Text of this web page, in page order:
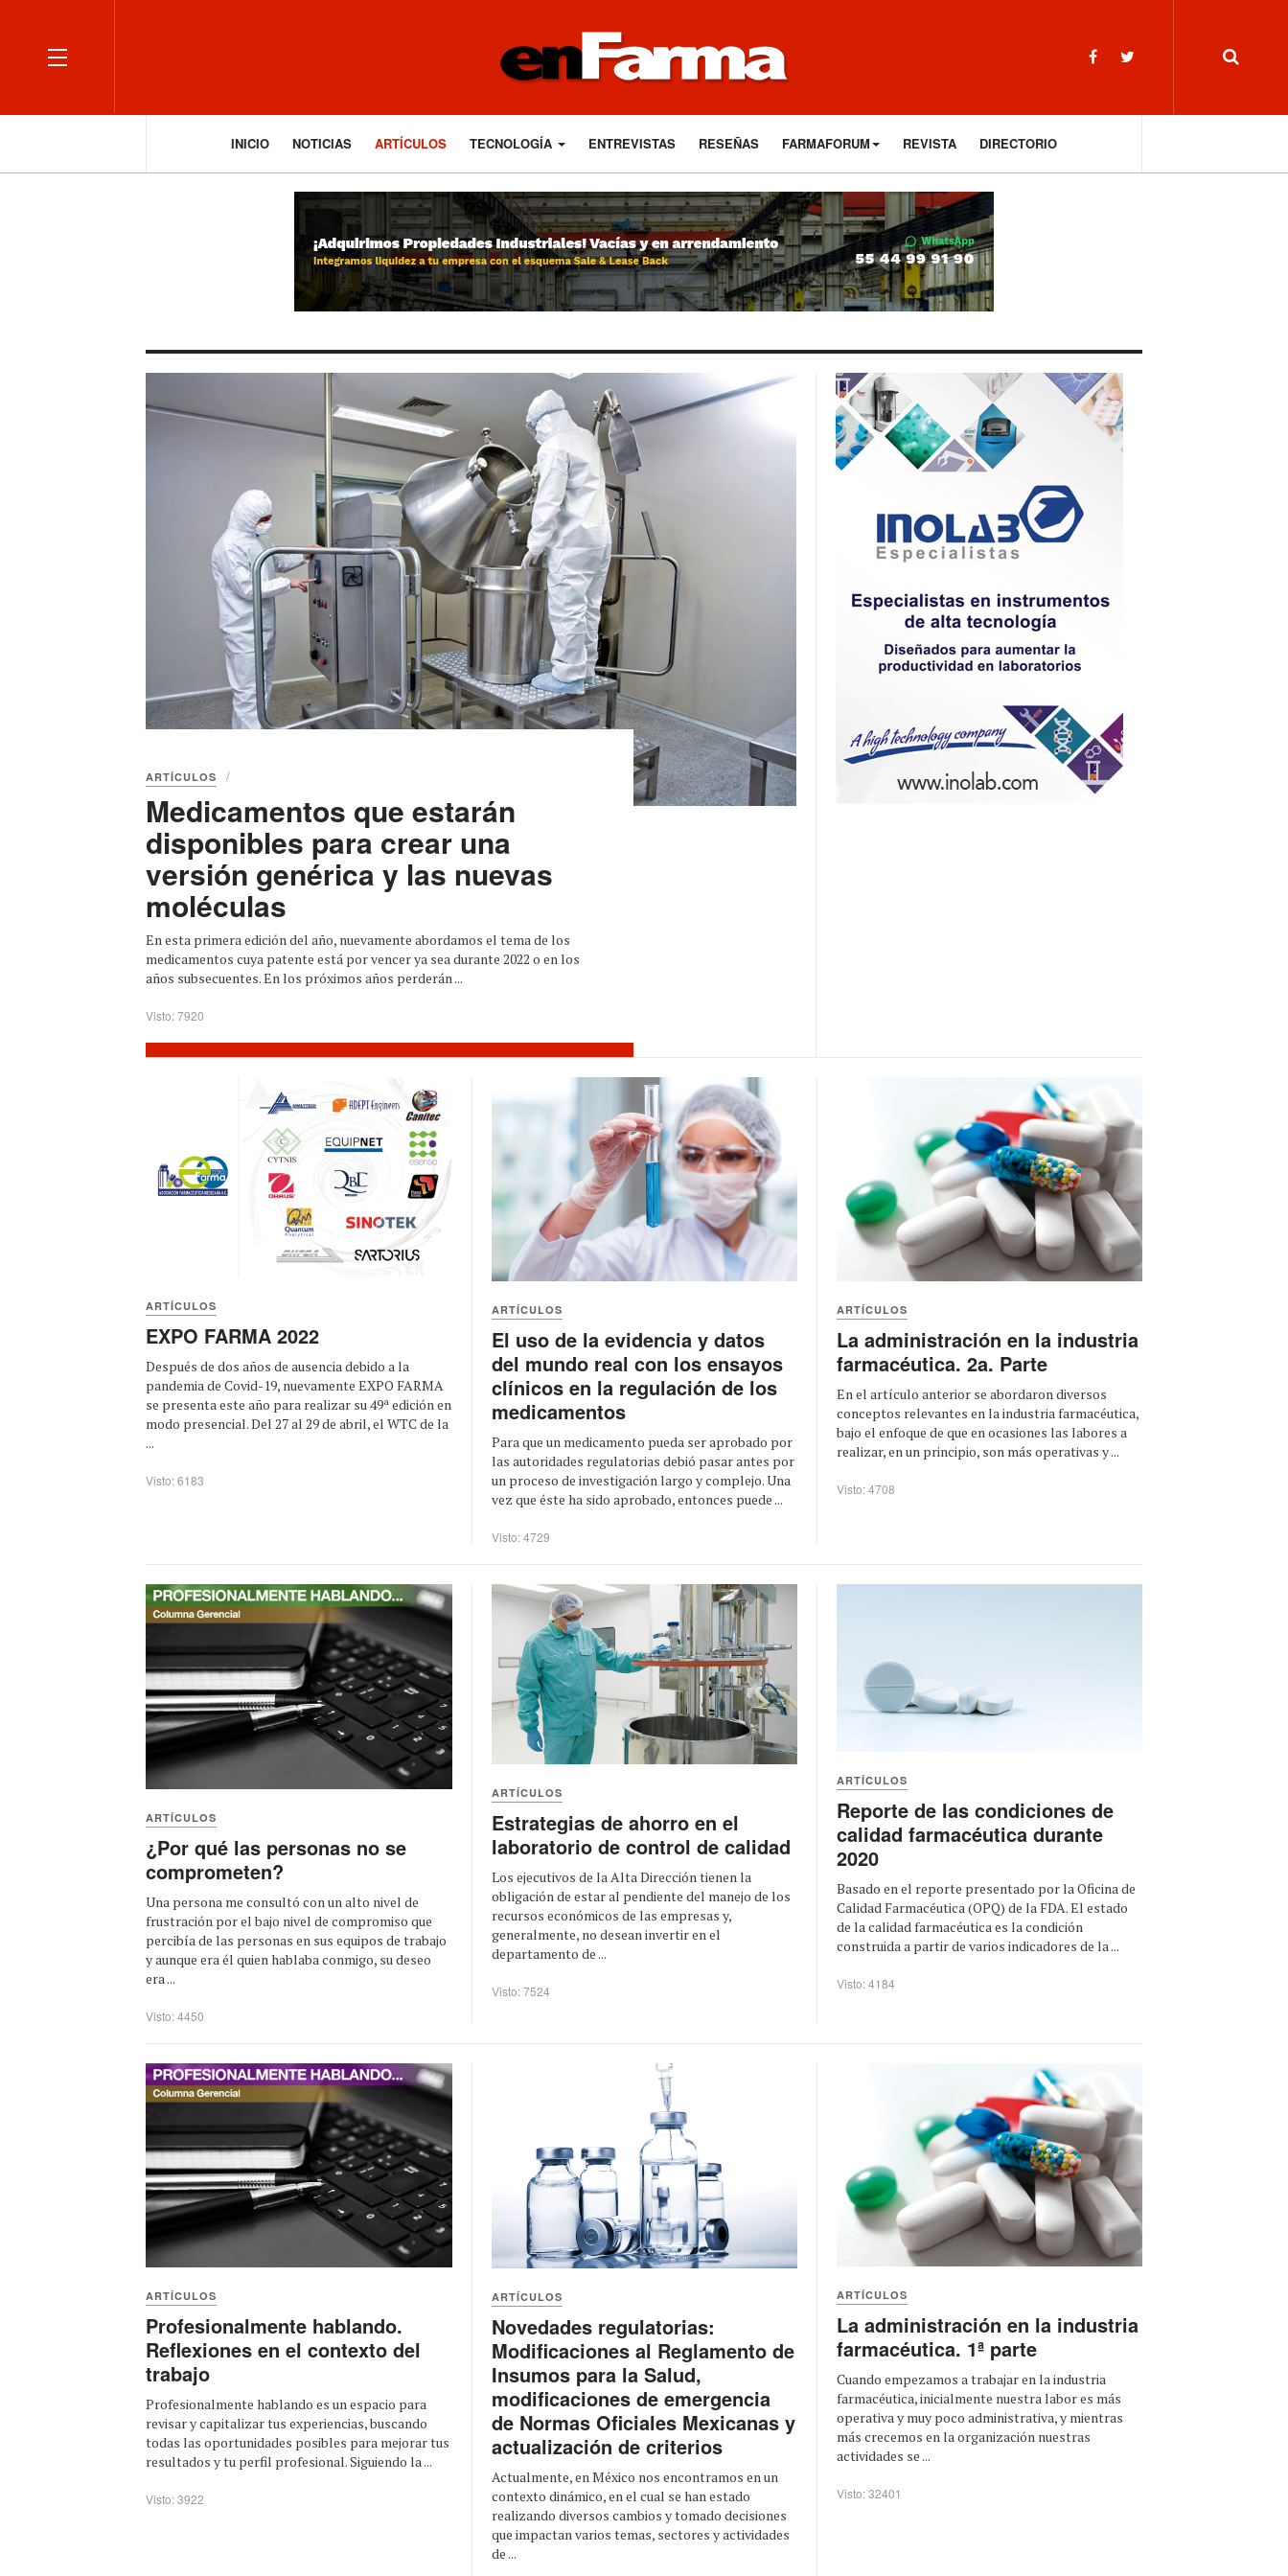
OFF CANVAS
INICIO NOTICIAS ARTÍCULOS TECNOLOGÍA ENTREVISTAS RESEÑAS FARMAFORUM REVISTA DIRECTORIO
ARTÍCULOS
Medicamentos que estarán
disponibles para crear una
versión genérica y las nuevas
moléculas
En esta primera edición del año, nuevamente abordamos el tema de los
medicamentos cuya patente está por vencer ya sea durante 2022 o en los
años subsecuentes. En los próximos años perderán ...
Visto: 7920
ARTÍCULOS
EXPO FARMA 2022
Después de dos años de ausencia debido a la
pandemia de Covid-19, nuevamente EXPO FARMA
se presenta este año para realizar su 49ª edición en
modo presencial. Del 27 al 29 de abril, el WTC de la
...
Visto: 6183
ARTÍCULOS
El uso de la evidencia y datos
del mundo real con los ensayos
clínicos en la regulación de los
medicamentos
Para que un medicamento pueda ser aprobado por
las autoridades regulatorias debió pasar antes por
un proceso de investigación largo y complejo. Una
vez que éste ha sido aprobado, entonces puede ...
Visto: 4729
ARTÍCULOS
La administración en la industria
farmacéutica. 2a. Parte
En el artículo anterior se abordaron diversos
conceptos relevantes en la industria farmacéutica,
bajo el enfoque de que en ocasiones las labores a
realizar, en un principio, son más operativas y ...
Visto: 4708
ARTÍCULOS
¿Por qué las personas no se
comprometen?
Una persona me consultó con un alto nivel de
frustración por el bajo nivel de compromiso que
percibía de las personas en sus equipos de trabajo
y aunque era él quien hablaba conmigo, su deseo
era ...
Visto: 4450
ARTÍCULOS
Estrategias de ahorro en el
laboratorio de control de calidad
Los ejecutivos de la Alta Dirección tienen la
obligación de estar al pendiente del manejo de los
recursos económicos de las empresas y,
generalmente, no desean invertir en el
departamento de ...
Visto: 7524
ARTÍCULOS
Reporte de las condiciones de
calidad farmacéutica durante
2020
Basado en el reporte presentado por la Oficina de
Calidad Farmacéutica (OPQ) de la FDA. El estado
de la calidad farmacéutica es la condición
construida a partir de varios indicadores de la ...
Visto: 4184
ARTÍCULOS
Profesionalmente hablando.
Reflexiones en el contexto del
trabajo
Profesionalmente hablando es un espacio para
revisar y capitalizar tus experiencias, buscando
todas las oportunidades posibles para mejorar tus
resultados y tu perfil profesional. Siguiendo la ...
Visto: 3922
ARTÍCULOS
Novedades regulatorias:
Modificaciones al Reglamento de
Insumos para la Salud,
modificaciones de emergencia
de Normas Oficiales Mexicanas y
actualización de criterios
Actualmente, en México nos encontramos en un
contexto dinámico, en el cual se han estado
realizando diversos cambios y tomado decisiones
que impactan varios temas, sectores y actividades
de ...
ARTÍCULOS
La administración en la industria
farmacéutica. 1ª parte
Cuando empezamos a trabajar en la industria
farmacéutica, inicialmente nuestra labor es más
operativa y muy poco administrativa, y mientras
más crecemos en la organización nuestras
actividades se ...
Visto: 32401